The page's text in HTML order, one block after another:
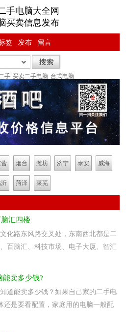
手电脑大全网
买卖信息发布
签 发布 留言
手 买卖二手电脑 台式电脑
营 烟台 潍坊 济宁 泰安 威海
沂 菏泽 莱芜
汇四楼
化路东风路交叉处，东南西北都是二
百脑汇、科技市场、电子大厦、智汇
能卖多少钱?
道能卖多少钱？如果自己家的二手电
还是要看配置，家庭用的电脑一般配